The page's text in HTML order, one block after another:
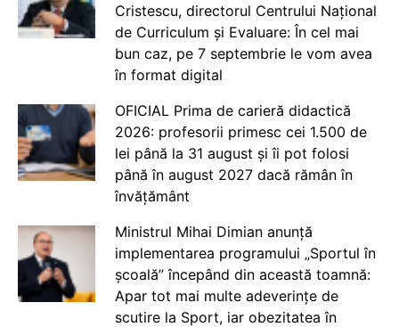
Cristescu, directorul Centrului Național
de Curriculum și Evaluare: În cel mai
bun caz, pe 7 septembrie le vom avea
în format digital
OFICIAL Prima de carieră didactică
2026: profesorii primesc cei 1.500 de
lei până la 31 august și îi pot folosi
până în august 2027 dacă rămân în
învățământ
Ministrul Mihai Dimian anunță
implementarea programului „Sportul în
școală” începând din această toamnă:
Apar tot mai multe adeverințe de
scutire la Sport, iar obezitatea în